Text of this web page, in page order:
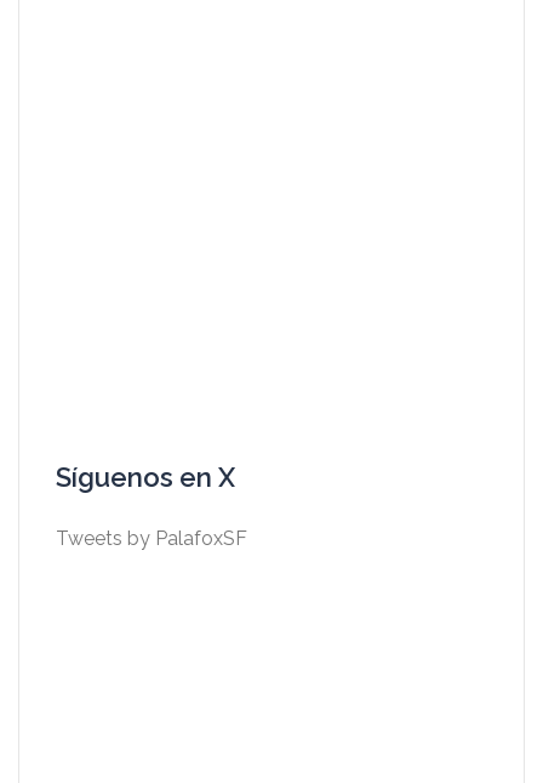
Síguenos en X
Tweets by PalafoxSF